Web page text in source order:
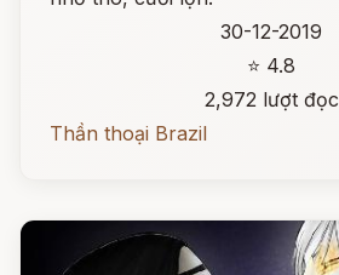
30-12-2019
⭐ 4.8
2,972 lượt đọc
Thần thoại Brazil